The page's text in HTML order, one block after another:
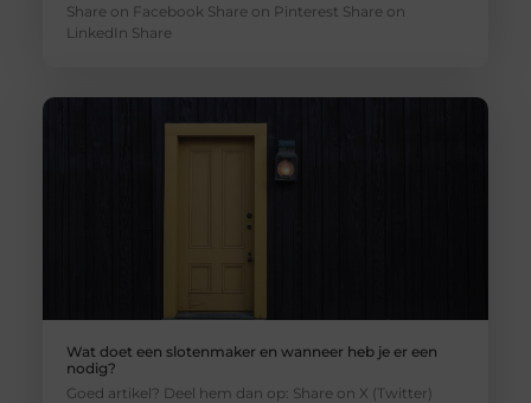
Share on Facebook Share on Pinterest Share on
LinkedIn Share
Wat doet een slotenmaker en wanneer heb je er een
nodig?
Goed artikel? Deel hem dan op: Share on X (Twitter)